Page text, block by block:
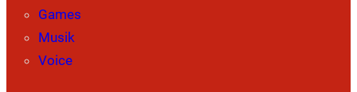
Games
Musik
Voice